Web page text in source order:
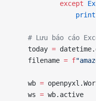
            except
                print
# Lưu báo cáo
    today
=
    filename
= f
    wb
=
    ws
= wb.active